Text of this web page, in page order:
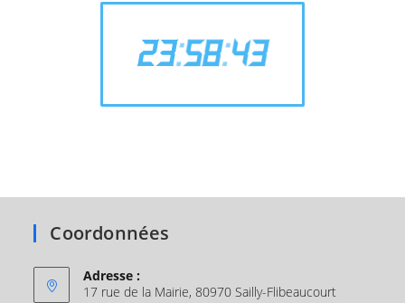
23:58:43
Coordonnées
Adresse :
17 rue de la Mairie, 80970 Sailly-Flibeaucourt